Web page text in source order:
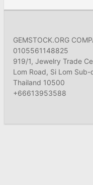
GEMSTOCK.ORG
0105561148825
919/1, Jewelry Trade
Lom Road, Si Lom
Thailand 10500
+66613953588